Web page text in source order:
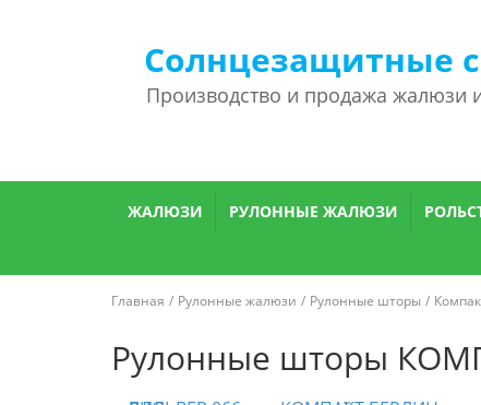
Солнцезащитные
Производство и продажа жалюзи
ЖАЛЮЗИ РУЛОННЫЕ ЖАЛЮЗИ
Главная Рулонные жалюзи Рулонные шторы
Рулонные шторы